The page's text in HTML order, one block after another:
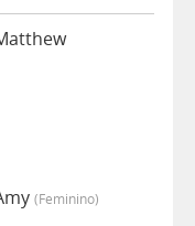
(feminino)